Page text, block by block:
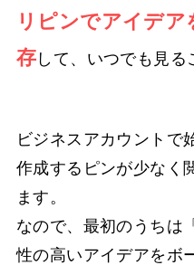
リピンでアイデ
存 して、いつでも見る
ビジネスアカウントで
作成するピンが少なく
ます。
なので、最初のうちは
性の高いアイデアをボ